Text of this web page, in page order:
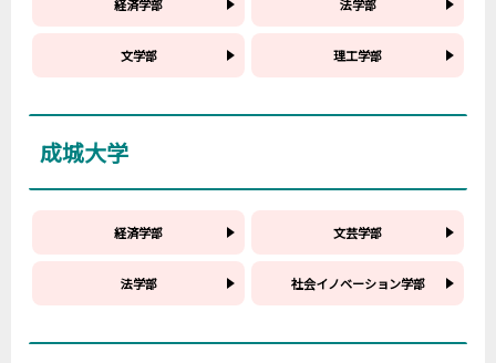
経済学部 法学部
文学部 理工学部
成城大学
経済学部 文芸学部
法学部 社会イノベーション学部